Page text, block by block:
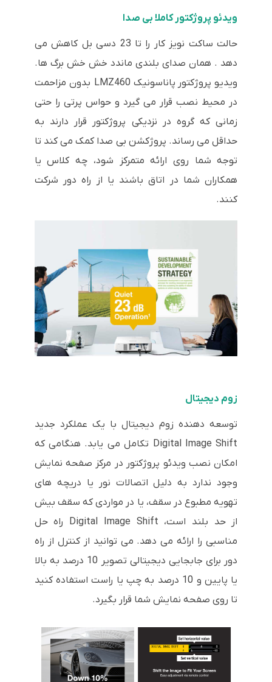
ویدئو پروژکتور کاملا بی صدا
حالت ساکت نویز کار را تا 23 دسی بل کاهش می
دهد . همان صدای بلندی ماندد خش خش برگ ها.
ویدیو پروژکتور پاناسونیک LMZ460 بدون مزاحمت
در محیط نصب قرار می گیرد و حواس پرتی را حتی
زمانی که گروه در نزدیکی پروژکتور قرار دارند به
حداقل می رساند. پروژکشن بی صدا کمک می کند تا
توجه شما روی ارائه متمرکز شود، چه کلاس یا
همکاران شما در اتاق باشند یا از راه دور شرکت
کنند.
زوم دیجیتال
توسعه دهنده زوم دیجیتال با یک عملکرد جدید
Digital Image Shift تکامل می یابد. هنگامی که
امکان نصب ویدئو پروژکتور در مرکز صفحه نمایش
وجود ندارد به دلیل اتصالات نور یا دریچه های
تهویه مطبوع در سقف، یا در مواردی که سقف بیش
از حد بلند است، Digital Image Shift راه حل
مناسبی را ارائه می دهد. می توانید از کنترل از راه
دور برای جابجایی دیجیتالی تصویر 10 درصد به بالا
یا پایین و 10 درصد به چپ یا راست استفاده کنید
تا روی صفحه نمایش شما قرار بگیرد.